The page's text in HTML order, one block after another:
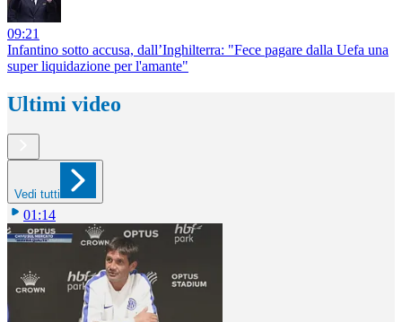
09:21
Infantino sotto accusa, dall’Inghilterra: "Fece pagare dalla Uefa una
super liquidazione per l'amante"
Ultimi video
Vedi tutti
01:14